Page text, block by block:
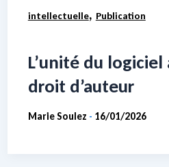
intellectuelle, Publication
L’unité du
droit d’auteur
Marie Soulez - 16/01/2026